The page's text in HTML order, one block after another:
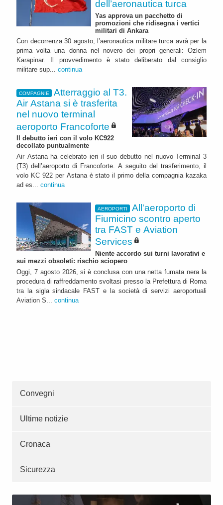
dell’aeronautica turca
Yas approva un pacchetto di
promozioni che ridisegna i vertici
militari di Ankara
Con decorrenza 30 agosto, l’aeronautica militare turca avrà per la
prima volta una donna nel novero dei propri generali: Ozlem
Karapinar. Il provvedimento è stato deliberato dal consiglio
militare sup... continua
COMPAGNIE
Atterraggio al T3.
Air Astana si è trasferita
nel nuovo terminal
aeroporto Francoforte
Il debutto ieri con il volo KC922
decollato puntualmente
Air Astana ha celebrato ieri il suo debutto nel nuovo Terminal 3
(T3) dell’aeroporto di Francoforte. A seguito del trasferimento, il
volo KC 922 per Astana è stato il primo della compagnia kazaka
ad es... continua
AEROPORTI
All'aeroporto di
Fiumicino scontro aperto
tra FAST e Aviation
Services
Niente accordo sui turni lavorativi e
sui mezzi obsoleti: rischio sciopero
Oggi, 7 agosto 2026, si è conclusa con una netta fumata nera la
procedura di raffreddamento svoltasi presso la Prefettura di Roma
tra la sigla sindacale FAST e la società di servizi aeroportuali
Aviation S... continua
Convegni
Ultime notizie
Cronaca
Sicurezza